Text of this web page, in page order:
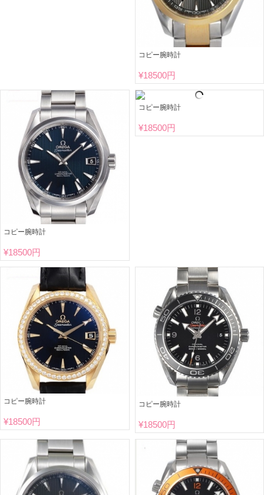
コピー腕時計
¥18500円
コピー腕時計
¥18500円
コピー腕時計
¥18500円
コピー腕時計
¥18500円
コピー腕時計
¥18500円